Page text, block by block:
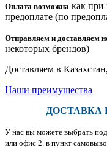
Оплата возможна как при
предоплате (по
Отправляем и доставляем
некоторых брендов)
Доставляем в
Наши преимущества
ДОСТАВКА
У нас вы можете выбрать
или офис 2. в пункт